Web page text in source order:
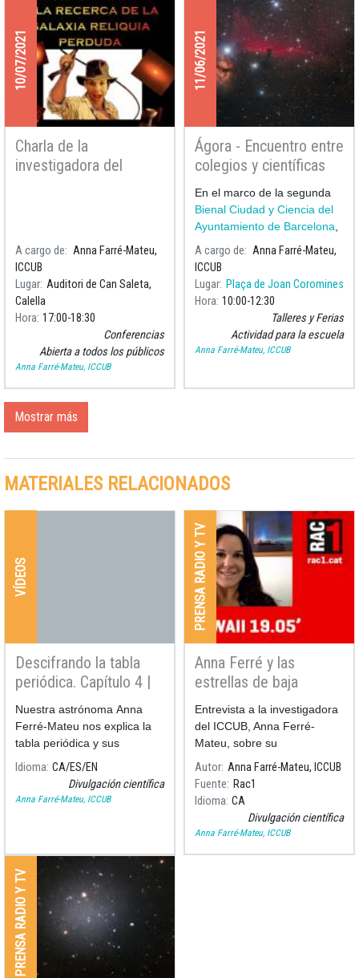
10/07/2021
Charla de la
investigadora del
Calella
A cargo de
Anna Farré-Mateu,
ICCUB
Lugar Auditori de Can Saleta,
Calella
Hora 17:00 18:30
Conferencias
Abierta a todos los públicos
Anna Farré-Mateu, ICCUB
11/06/2021
Ágora - Encuentro entre
colegios y científicas
sobre exoplanetas y
espacio
En el marco de la segunda
Bienal Ciudad y Ciencia del
Ayuntamiento de Barcelona,
la astrofísica Anna Fe
A cargo de
Anna Farré-Mateu,
ICCUB
Lugar Plaça de Joan Coromines
Hora 10:00 12:30
Talleres y Ferias
Actividad para la escuela
Anna Farré-Mateu, ICCUB
Mostrar más
MATERIALES RELACIONADOS
VÍDEOS
Descifrando la tabla
periódica. Capítulo 4 |
Un universo de
elementos químico
Nuestra astrónoma Anna
Ferré-Mateu nos explica la
tabla periódica y sus
elementos, desd eun punto
de vista astrofísica. Esta es
la cuarta y última entrega de
tabla de los elementos.
Idioma CA ES EN
Divulgación científica
Anna Farré-Mateu, ICCUB
PRENSA RADIO Y TV
Anna Ferré y las
estrellas de baja
luminosidad a RAC1
Entrevista a la investigadora
del ICCUB, Anna Ferré-
Mateu, sobre su
investigación en estrellas con
baja luminosidad, no
observables hasta hace dos
Autor Anna Farré-Mateu, ICCUB
Fuente Rac1
Idioma CA
Divulgación científica
Anna Farré-Mateu, ICCUB
PRENSA RADIO Y TV